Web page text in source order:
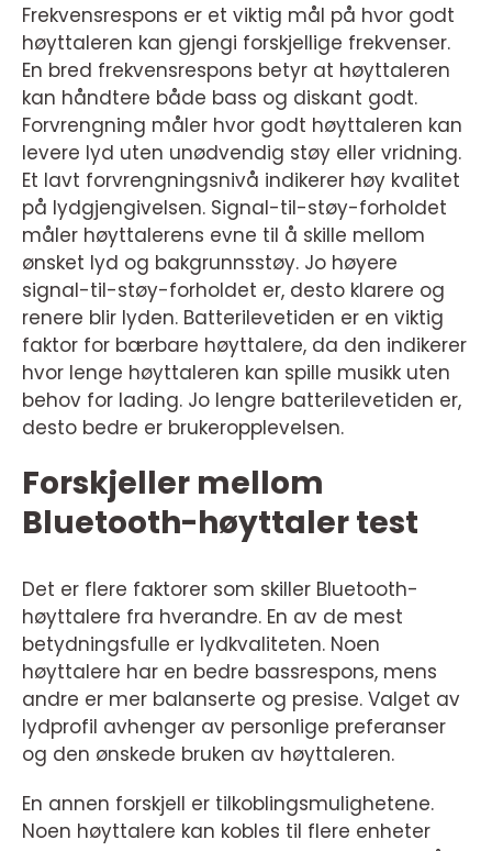
Frekvensrespons er et viktig mål på hvor godt
høyttaleren kan gjengi forskjellige frekvenser.
En bred frekvensrespons betyr at høyttaleren
kan håndtere både bass og diskant godt.
Forvrengning måler hvor godt høyttaleren kan
levere lyd uten unødvendig støy eller vridning.
Et lavt forvrengningsnivå indikerer høy kvalitet
på lydgjengivelsen. Signal-til-støy-forholdet
måler høyttalerens evne til å skille mellom
ønsket lyd og bakgrunnsstøy. Jo høyere
signal-til-støy-forholdet er, desto klarere og
renere blir lyden. Batterilevetiden er en viktig
faktor for bærbare høyttalere, da den indikerer
hvor lenge høyttaleren kan spille musikk uten
behov for lading. Jo lengre batterilevetiden er,
desto bedre er brukeropplevelsen.
Forskjeller mellom
Bluetooth-høyttaler test
Det er flere faktorer som skiller Bluetooth-
høyttalere fra hverandre. En av de mest
betydningsfulle er lydkvaliteten. Noen
høyttalere har en bedre bassrespons, mens
andre er mer balanserte og presise. Valget av
lydprofil avhenger av personlige preferanser
og den ønskede bruken av høyttaleren.
En annen forskjell er tilkoblingsmulighetene.
Noen høyttalere kan kobles til flere enheter